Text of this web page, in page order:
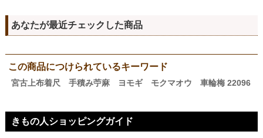
あなたが最近チェックした商品
この商品につけられているキーワード
宮古上布着尺 手積み苧麻 ヨモギ モクマオウ 車輪梅 22096
きもの人ショッピングガイド